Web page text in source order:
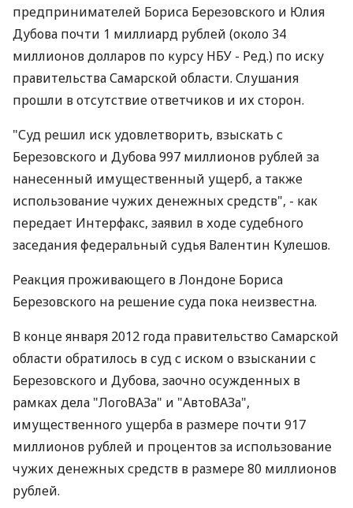
предпринимателей Бориса Березовского и Юлия
Дубова почти 1 миллиард рублей (около 34
миллионов долларов по курсу НБУ - Ред.) по иску
правительства Самарской области. Слушания
прошли в отсутствие ответчиков и их сторон.
"Суд решил иск удовлетворить, взыскать с
Березовского и Дубова 997 миллионов рублей за
нанесенный имущественный ущерб, а также
использование чужих денежных средств", - как
передает Интерфакс, заявил в ходе судебного
заседания федеральный судья Валентин Кулешов.
Реакция проживающего в Лондоне Бориса
Березовского на решение суда пока неизвестна.
В конце января 2012 года правительство Самарской
области обратилось в суд с иском о взыскании с
Березовского и Дубова, заочно осужденных в
рамках дела "ЛогоВАЗа" и "АвтоВАЗа",
имущественного ущерба в размере почти 917
миллионов рублей и процентов за использование
чужих денежных средств в размере 80 миллионов
рублей.